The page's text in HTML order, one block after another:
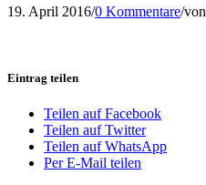
19. April 2016/0 Kommentare/von
Eintrag teilen
Teilen auf Facebook
Teilen auf Twitter
Teilen auf WhatsApp
Per E-Mail teilen